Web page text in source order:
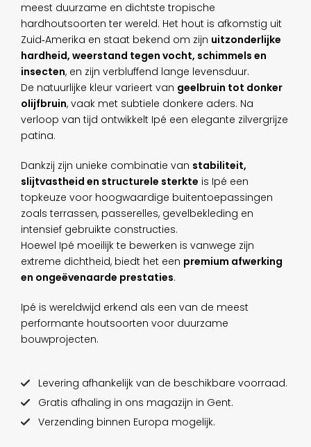
meest duurzame en dichtste tropische
hardhoutsoorten ter wereld. Het hout is afkomstig uit
Zuid‑Amerika en staat bekend om zijn uitzonderlijke
hardheid, weerstand tegen vocht, schimmels en
insecten, en zijn verbluffend lange levensduur.
De natuurlijke kleur varieert van geelbruin tot donker
olijfbruin, vaak met subtiele donkere aders. Na
verloop van tijd ontwikkelt Ipé een elegante zilvergrijze
patina.
Dankzij zijn unieke combinatie van stabiliteit,
slijtvastheid en structurele sterkte is Ipé een
topkeuze voor hoogwaardige buitentoepassingen
zoals terrassen, passerelles, gevelbekleding en
intensief gebruikte constructies.
Hoewel Ipé moeilijk te bewerken is vanwege zijn
extreme dichtheid, biedt het een premium afwerking
en ongeëvenaarde prestaties.
Ipé is wereldwijd erkend als een van de meest
performante houtsoorten voor duurzame
bouwprojecten.
Levering afhankelijk van de beschikbare voorraad.
Gratis afhaling in ons magazijn in Gent.
Verzending binnen Europa mogelijk.